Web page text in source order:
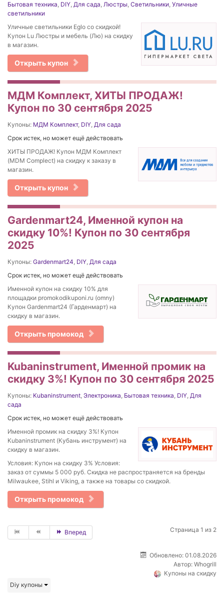
Бытовая техника, DIY, Для сада, Люстры, Светильники, Уличные
светильники
Уличные светильники Eglo со скидкой!
Купон Lu Люстры и мебель (Лю) на скидку
в магазин.
Открыть купон
МДМ Комплект, ХИТЫ ПРОДАЖ!
Купон по 30 сентября 2025
Купоны: МДМ Комплект, DIY, Для сада
Срок истек, но может ещё действовать
ХИТЫ ПРОДАЖ! Купон МДМ Комплект
(MDM Complect) на скидку к заказу в
магазин.
Открыть купон
Gardenmart24, Именной купон на
скидку 10%! Купон по 30 сентября
2025
Купоны: Gardenmart24, DIY, Для сада
Срок истек, но может ещё действовать
Именной купон на скидку 10% для
площадки promokodikuponi.ru (omny)
Купон Gardenmart24 (Гарденмарт) на
скидку в магазин.
Открыть промокод
Kubaninstrument, Именной промик на
скидку 3%! Купон по 30 сентября 2025
Купоны: Kubaninstrument, Электроника, Бытовая техника, DIY, Для
сада
Срок истек, но может ещё действовать
Именной промик на скидку 3%! Купон
Kubaninstrument (Кубань инструмент) на
скидку в магазин.
Условия: Купон на скидку 3% Условия:
заказ от суммы 5 000 руб. Скидка не распространяется на бренды
Milwaukee, Stihl и Viking, а также на товары со скидкой.
Открыть промокод
Страница 1 из 2
Вперед
Обновлено: 01.08.2026
Автор: Whogrill
Купоны на скидку
Diy купоны